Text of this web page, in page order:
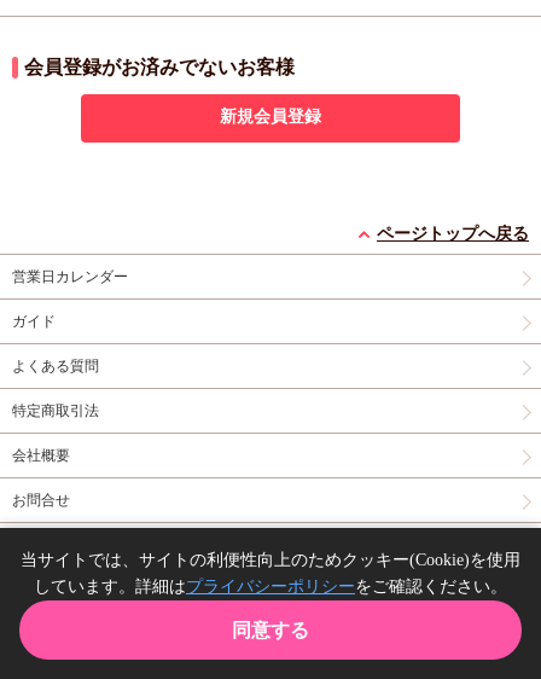
会員登録がお済みでないお客様
新規会員登録
ページトップへ戻る
営業日カレンダー
ガイド
よくある質問
特定商取引法
会社概要
お問合せ
Copyright(C) comicomi studio. All right reserved.
当サイトでは、サイトの利便性向上のためクッキー(Cookie)を使用
しています。詳細はプライバシーポリシーをご確認ください。
同意する